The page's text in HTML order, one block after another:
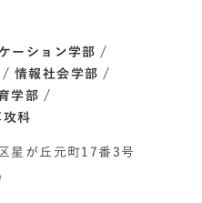
ーション学部
情報社会学部
学部
科
星が丘元町17番3号